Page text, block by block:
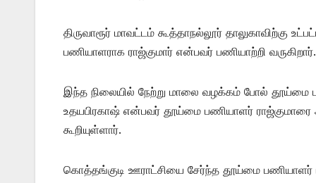
திருவாரூர் மாவட்டம் கூத்தாநல்லூர் தாலுகாவிற்கு
பணியாளராக ராஜ்குமார் என்பவர் பணியாற்றி வருகிறார்.
இந்த நிலையில் நேற்று மாலை வழக்கம் போல் தூய்மை
உதயபிரகாஷ் என்பவர் தூய்மை பணியாளர்
கூறியுள்ளார்.
கொத்தங்குடி ஊராட்சியை சேர்ந்த தூய்மை பணியாளர்